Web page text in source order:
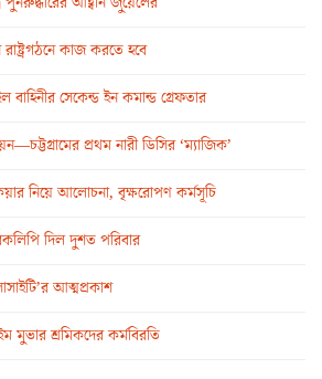
কাজ করতে হবে
বাহিনীর সেকেন্ড ইন কমান্ড গ্রেফতার
প্রথম নারী ডিসির ‘ম্যাজিক’
নিয়ে আলোচনা, বৃক্ষরোপণ কর্মসূচি
দিল দুশত পরিবার
আত্মপ্রকাশ
মুভার শ্রমিকদের কর্মবিরতি